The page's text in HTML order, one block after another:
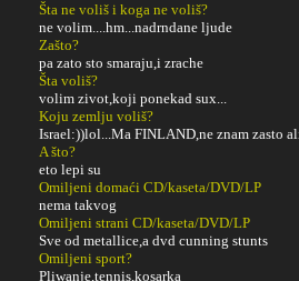
Šta ne voliš i koga ne voliš?
ne volim....hm...nadrndane ljude
Zašto?
pa zato sto smaraju,i zrache
Šta voliš?
volim zivot,koji ponekad sux...
Koju zemlju voliš?
Israel:))lol...Ma FINLAND,ne znam zasto
A što?
eto lepi su
Omiljeni domaći CD/kaseta/DVD/LP
nema takvog
Omiljeni strani CD/kaseta/DVD/LP
Sve od metallice,a dvd cunning stunts
Omiljeni sport?
Pliwanje,tennis,kosarka